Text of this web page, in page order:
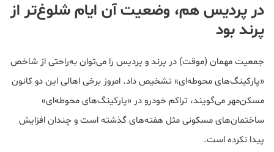
در پردیس هم، وضعیت آن ایام شلوغ‌تر از
پرند بود
جمعیت مهمان (موقت) در پرند و پردیس را می‌توان به‌راحتی از شاخص
«پارکینگ‌های محوطه‌ای» تشخیص داد. امروز برخی اهالی این دو کانون
مسکن‌مهر می‌گویند، تراکم خودرو در «پارکینگ‌های محوطه‌ای»
ساختمان‌های مسکونی مثل هفته‌های گذشته است و چندان افزایش
پیدا نکرده است.